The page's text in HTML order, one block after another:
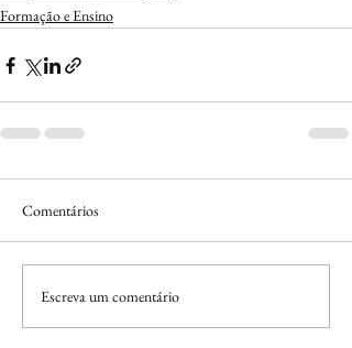
Formação e Ensino
Comentários
Escreva um comentário